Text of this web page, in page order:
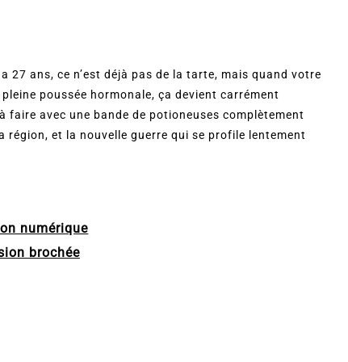
27 ans, ce n’est déjà pas de la tarte, mais quand votre
poussée hormonale, ça devient carrément
faire avec une bande de potioneuses complètement
et la nouvelle guerre qui se profile lentement
numérique
brochée